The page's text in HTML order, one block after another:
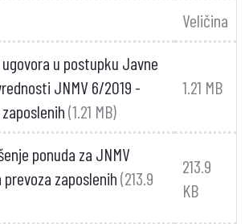
Veličina
u postupku Javne
JNMV 6/2019 -
(1.21 MB)
1.21 MB
ponuda za JNMV
zaposlenih(213.9
213.9
KB